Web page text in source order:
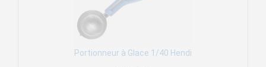
Portionneur à Glace 1/40 Hendi